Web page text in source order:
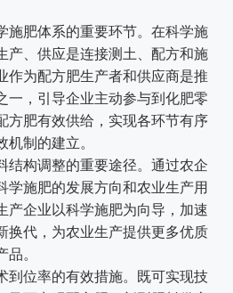
肥体系的重要环节。在科学施
产、供应是连接测土、配方和施
作为配方肥生产者和供应商是推
一，引导企业主动参与到化肥零
方肥有效供给，实现各环节有序
制的建立。
构调整的重要途径。通过农企
学施肥的发展方向和农业生产用
产企业以科学施肥为向导，加速
换代，为农业生产提供更多优质
。
位率的有效措施。既可实现技